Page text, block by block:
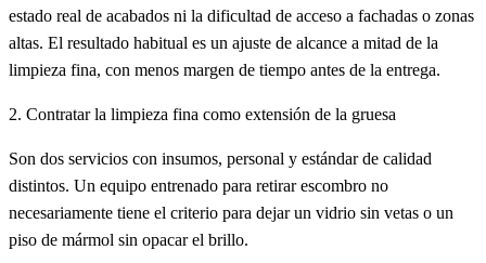
estado real de acabados ni la dificultad de acceso a fachadas o zonas
altas. El resultado habitual es un ajuste de alcance a mitad de la
limpieza fina, con menos margen de tiempo antes de la entrega.
2. Contratar la limpieza fina como extensión de la gruesa
Son dos servicios con insumos, personal y estándar de calidad
distintos. Un equipo entrenado para retirar escombro no
necesariamente tiene el criterio para dejar un vidrio sin vetas o un
piso de mármol sin opacar el brillo.